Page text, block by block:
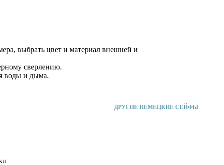
выбрать цвет и материал внешней и
сверлению.
воды и дыма.
ДРУГИЕ НЕМЕЦКИЕ СЕЙФЫ